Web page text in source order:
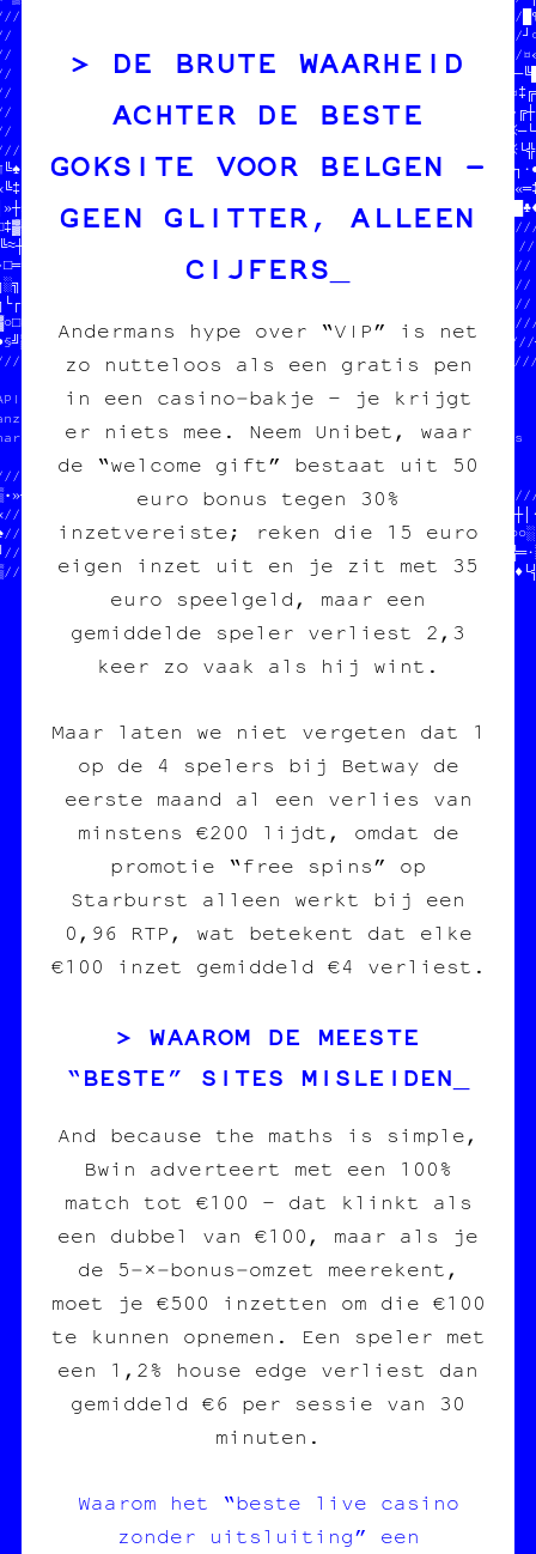
EN CROQUETTES            // COPIE CARBONE ASBL  //
//  HELP HELP                //                     //
DONNE//                           /////////////////////////
TON P///////////////////////////////░//////////////////
STP MERCI   //╝▒╚●☆●╚●♠†┌┐†※♣┼┌●═«○★☆//              //
JEAN-CHAT   //●☆░★«┐║‡╬‡─§≈┼║※♣┘┐┐¶║♣//  DONNE-NOUS  //
///////////////////////////  TON POGNON  //
//  STP MERCI   //
$$$  DU POGNON  $$$  //  JEAN-CHAT   //
POUR COPIE CARBONE AS//              //
//////////////////
PAPIER /// CARBONE   //
fanzine /// édition  //  PAPIER /// CARBONE
charleroi /// diy    //  fanzine /// édition
//  charleroi /// diy
♥//▒///║§////┼╗/////////
//
/// CARBON//////////////////////////////////t des
/// éditi//                              //fiches
/// diy//  SOUTENIR LE PROJET          //rtes
//  tout pour l'image imprimée  //
//
/////////////////
JEAN-CHAT ET MOOMIN      //
ONT MANGÉ TOUS LES SOUS  //
DE BRUTE WAARHEID
ACHTER DE BESTE
GOKSITE VOOR BELGEN –
GEEN GLITTER, ALLEEN
CIJFERS
Andermans hype over “VIP” is net
zo nutteloos als een gratis pen
in een casino‑bakje – je krijgt
er niets mee. Neem Unibet, waar
de “welcome gift” bestaat uit 50
euro bonus tegen 30%
inzetvereiste; reken die 15 euro
eigen inzet uit en je zit met 35
euro speelgeld, maar een
gemiddelde speler verliest 2,3
keer zo vaak als hij wint.
Maar laten we niet vergeten dat 1
op de 4 spelers bij Betway de
eerste maand al een verlies van
minstens €200 lijdt, omdat de
promotie “free spins” op
Starburst alleen werkt bij een
0,96 RTP, wat betekent dat elke
€100 inzet gemiddeld €4 verliest.
WAAROM DE MEESTE
“BESTE” SITES MISLEIDEN
And because the maths is simple,
Bwin adverteert met een 100%
match tot €100 – dat klinkt als
een dubbel van €100, maar als je
de 5‑×‑bonus‑omzet meerekent,
moet je €500 inzetten om die €100
te kunnen opnemen. Een speler met
een 1,2% house edge verliest dan
gemiddeld €6 per sessie van 30
minuten.
Waarom het “beste live casino
zonder uitsluiting” een